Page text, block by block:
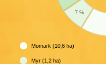
7 %
Momark (10,6 ha)
Myr (1,2 ha)